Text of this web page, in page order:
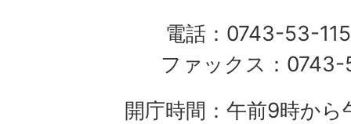
電話：0743-53-
ファックス：
開庁時間：午前9時か